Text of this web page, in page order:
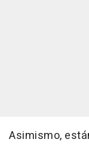
Asimismo,